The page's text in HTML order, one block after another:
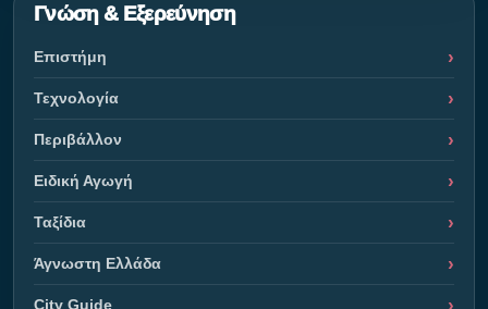
Γνώση & Εξερεύνηση
Επιστήμη
Τεχνολογία
Περιβάλλον
Ειδική Αγωγή
Ταξίδια
Άγνωστη Ελλάδα
City Guide